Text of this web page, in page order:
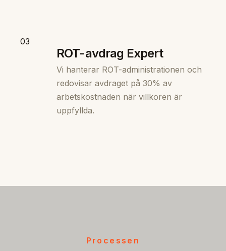
03
ROT-avdrag Expert
Vi hanterar ROT-administrationen och
redovisar avdraget på 30% av
arbetskostnaden när villkoren är
uppfyllda.
Processen